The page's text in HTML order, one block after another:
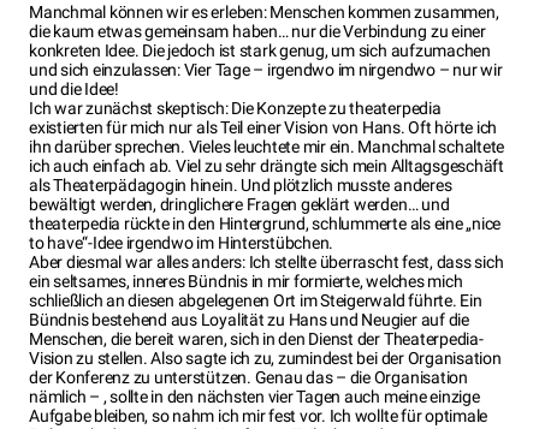
Manchmal können wir es erleben: Menschen kommen zusammen,
die kaum etwas gemeinsam haben… nur die Verbindung zu einer
konkreten Idee. Die jedoch ist stark genug, um sich aufzumachen
und sich einzulassen: Vier Tage – irgendwo im nirgendwo – nur wir
und die Idee!
Ich war zunächst skeptisch: Die Konzepte zu theaterpedia
existierten für mich nur als Teil einer Vision von Hans. Oft hörte ich
ihn darüber sprechen. Vieles leuchtete mir ein. Manchmal schaltete
ich auch einfach ab. Viel zu sehr drängte sich mein Alltagsgeschäft
als Theaterpädagogin hinein. Und plötzlich musste anderes
bewältigt werden, dringlichere Fragen geklärt werden… und
theaterpedia rückte in den Hintergrund, schlummerte als eine „nice
to have“-Idee irgendwo im Hinterstübchen.
Aber diesmal war alles anders: Ich stellte überrascht fest, dass sich
ein seltsames, inneres Bündnis in mir formierte, welches mich
schließlich an diesen abgelegenen Ort im Steigerwald führte. Ein
Bündnis bestehend aus Loyalität zu Hans und Neugier auf die
Menschen, die bereit waren, sich in den Dienst der Theaterpedia-
Vision zu stellen. Also sagte ich zu, zumindest bei der Organisation
der Konferenz zu unterstützen. Genau das – die Organisation
nämlich – , sollte in den nächsten vier Tagen auch meine einzige
Aufgabe bleiben, so nahm ich mir fest vor. Ich wollte für optimale